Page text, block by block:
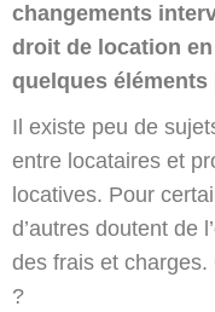
changements
droit de location
quelques éléments
Il existe peu de
entre locataires et
locatives. Pour
d’autres doutent de
des frais et
?